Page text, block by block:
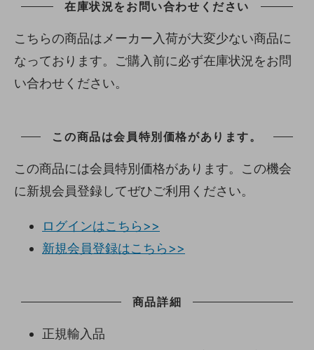
在庫状況をお問い合わせください
こちらの商品はメーカー入荷が大変少ない商品に
なっております。ご購入前に必ず在庫状況をお問
い合わせください。
この商品は会員特別価格があります。
この商品には会員特別価格があります。この機会
に新規会員登録してぜひご利用ください。
ログインはこちら>>
新規会員登録はこちら>>
商品詳細
正規輸入品